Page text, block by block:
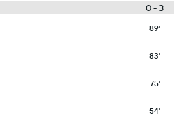
3 - 0
89'
83'
75'
54'